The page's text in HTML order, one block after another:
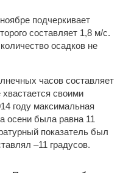
подчеркивает
составляет 1,8 м/с.
осадков не
часов составляет
своими
году максимальная
осени была равна 11
показатель был
–11 градусов.